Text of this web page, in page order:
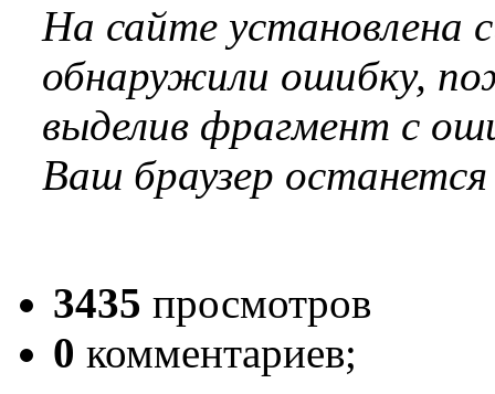
На сайте установлена
обнаружили ошибку,
выделив фрагмент с
Ваш браузер
3435 просмотров
0 комментариев;